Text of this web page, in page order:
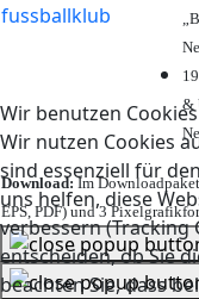
Wir benutzen Cookies
Wir nutzen Cookies
sind essenziell für
uns helfen, diese
verbessern (Tracking
entscheiden, ob Sie
beachten Sie, dass
&
Download:Im
EPS, PDF) und 3